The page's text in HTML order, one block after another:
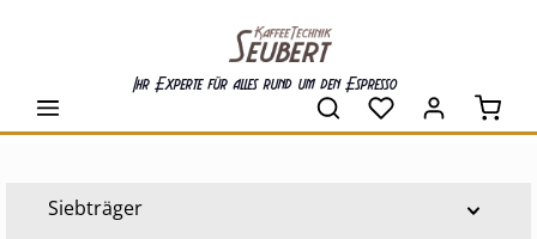
Ihr Experte für alles rund um den Espresso
Siebträger